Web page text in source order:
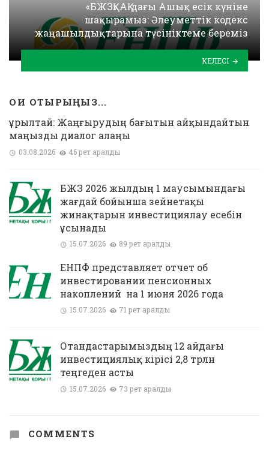
«БЖЗҚ» АҚ-дағы Ашық есік күніне
шақырамыз: Әлеуметтік кодекс
жаңашылдықтарына түсініктеме береміз
КЕЛЕСІ
ОҚИ ОТЫРЫҢЫЗ...
Құрылтай: Жаңғырудың бағытын айқындайтын
маңызды диалог алаңы
03.08.2026 46 рет қаралды
БЖЗҚ 2026 жылдың 1 маусымындағы
жағдай бойынша зейнетақы
жинақтарын инвестициялау есебін
ұсынады
15.07.2026 89 рет қаралды
ЕНПФ представляет отчет об
инвестировании пенсионных
накоплений на 1 июня 2026 года
15.07.2026 71 рет қаралды
Отандастарымыздың 12 айдағы
инвестициялық кірісі 2,8 трлн
теңгеден асты
15.07.2026 73 рет қаралды
COMMENTS